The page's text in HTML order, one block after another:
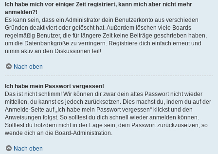
Ich habe mich vor einiger Zeit registriert, kann mich aber nicht mehr
anmelden?!
Es kann sein, dass ein Administrator dein Benutzerkonto aus verschieden
Gründen deaktiviert oder gelöscht hat. Außerdem löschen viele Boards
regelmäßig Benutzer, die für längere Zeit keine Beiträge geschrieben haben,
um die Datenbankgröße zu verringern. Registriere dich einfach erneut und
nimm aktiv an den Diskussionen teil!
Nach oben
Ich habe mein Passwort vergessen!
Das ist nicht schlimm! Wir können dir zwar dein altes Passwort nicht wieder
mitteilen, du kannst es jedoch zurücksetzen. Dies machst du, indem du auf der
Anmelde-Seite auf „Ich habe mein Passwort vergessen“ klickst und den
Anweisungen folgst. So solltest du dich schnell wieder anmelden können.
Solltest du trotzdem nicht in der Lage sein, dein Passwort zurückzusetzen, so
wende dich an die Board-Administration.
Nach oben